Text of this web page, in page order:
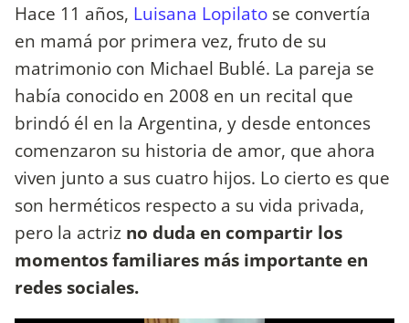
Hace 11 años, Luisana Lopilato se convertía
en mamá por primera vez, fruto de su
matrimonio con Michael Bublé. La pareja se
había conocido en 2008 en un recital que
brindó él en la Argentina, y desde entonces
comenzaron su historia de amor, que ahora
viven junto a sus cuatro hijos. Lo cierto es que
son herméticos respecto a su vida privada,
pero la actriz no duda en compartir los
momentos familiares más importante en
redes sociales.